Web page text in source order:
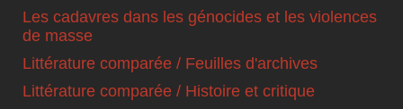
Les cadavres dans les génocides et les violences
de masse
Littérature comparée / Feuilles d'archives
Littérature comparée / Histoire et critique